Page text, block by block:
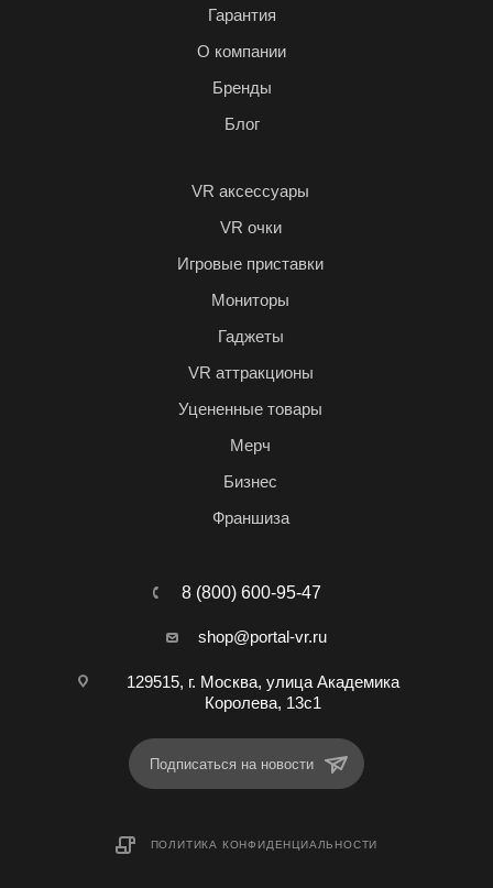
Гарантия
О компании
Бренды
Блог
VR аксессуары
VR очки
Игровые приставки
Мониторы
Гаджеты
VR аттракционы
Уцененные товары
Мерч
Бизнес
Франшиза
8 (800) 600-95-47
shop@portal-vr.ru
129515, г. Москва, улица Академика
Королева, 13с1
Подписаться на новости
ПОЛИТИКА КОНФИДЕНЦИАЛЬНОСТИ